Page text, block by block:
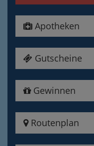
Apotheken
Gutscheine
Gewinnen
Routenplan